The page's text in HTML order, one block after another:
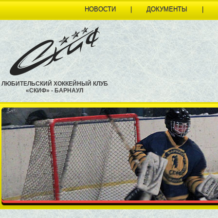
НОВОСТИ | ДОКУМЕНТЫ |
ЛЮБИТЕЛЬСКИЙ ХОККЕЙНЫЙ КЛУБ
«СКИФ» - БАРНАУЛ